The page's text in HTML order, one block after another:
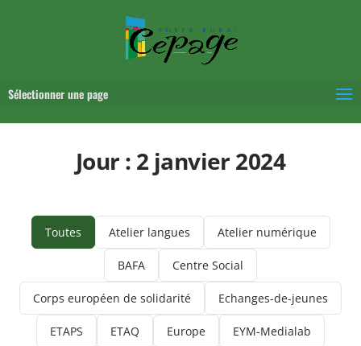
Sélectionner une page
Jour : 2 janvier 2024
Toutes Atelier langues Atelier numérique
BAFA Centre Social
Corps européen de solidarité Echanges-de-jeunes
ETAPS ETAQ Europe EYM-Medialab